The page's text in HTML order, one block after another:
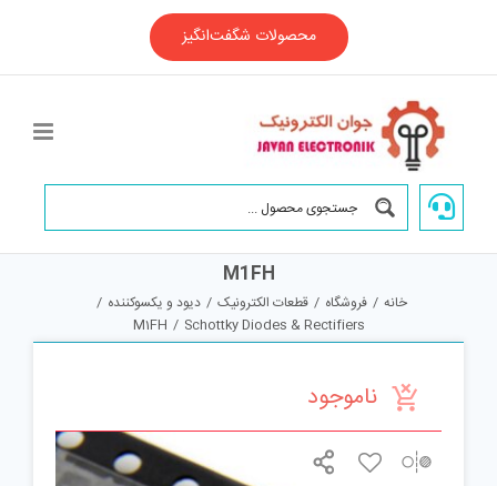
محصولات شگفت‌انگیز
M1FH
خانه / فروشگاه / قطعات الکترونیک / دیود و یکسوکننده /
Schottky Diodes & Rectifiers
/
M1FH
ناموجود